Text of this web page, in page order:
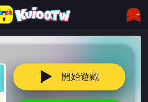
開始遊戲